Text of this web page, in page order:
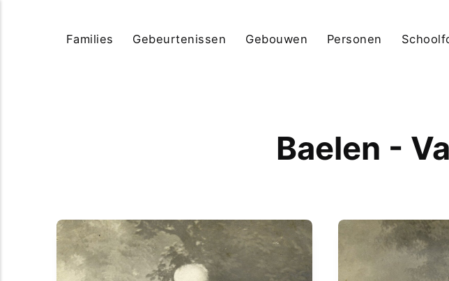
Families Gebeurtenissen Gebouwen Personen
Baelen -